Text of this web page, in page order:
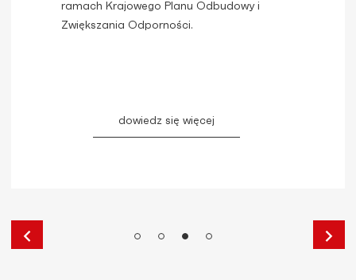
ramach Krajowego Planu Odbudowy i
Zwiększania Odporności.
dowiedz się więcej